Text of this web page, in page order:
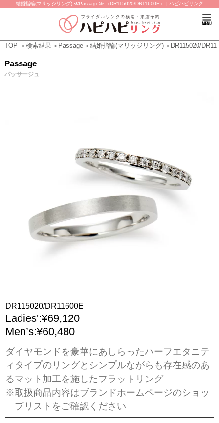
結婚指輪(マリッジリング) ≪Passage≫ （DR115020/DR11600E） | ハピハピリング
TOP 検索結果 Passage 結婚指輪(マリッジリング) DR115020/
Passage
パッサージュ
DR115020/DR11600E
Ladies':¥69,120
Men’s:¥60,480
ダイヤモンドを豪華にあしらったハーフエタニテ
ィタイプのリングとシンプルながらも存在感のあ
るマット加工を施したフラットリング
※取扱商品内容はブランドホームページのショッ
プリストをご確認ください